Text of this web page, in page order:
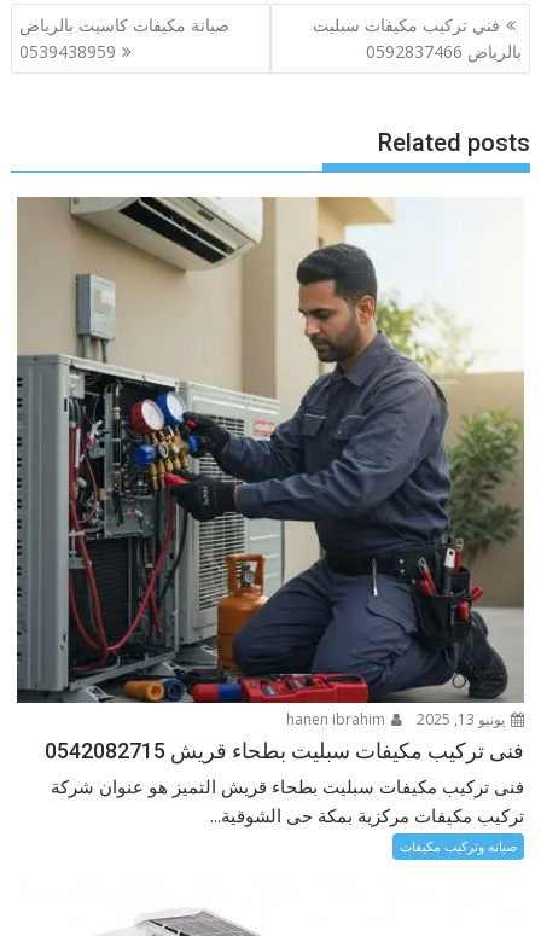
تصفّح
المقالات
فني تركيب مكيفات سبليت
بالرياض 0592837466
صيانة مكيفات كاسيت بالرياض
0539438959
Related posts
يونيو 13, 2025
فنى تركيب مكيفات سبليت بطحاء قريش 0542082715
فنى تركيب مكيفات سبليت بطحاء قريش التميز هو عنوان شركة
تركيب مكيفات مركزية بمكة حى الشوقية...
صيانه وتركيب مكيفات